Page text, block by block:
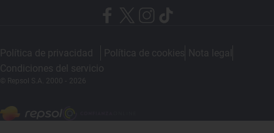
Política de privacidad Política de cookies Nota legal
Condiciones del servicio
© Repsol S.A. 2000 - 2026